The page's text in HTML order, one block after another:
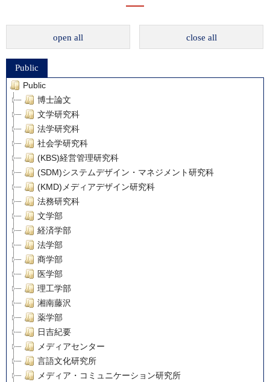
open all close all
Public
Public
博士論文
文学研究科
法学研究科
社会学研究科
(KBS)経営管理研究科
(SDM)システムデザイン・マネジメント研究科
(KMD)メディアデザイン研究科
法務研究科
文学部
経済学部
法学部
商学部
医学部
理工学部
湘南藤沢
薬学部
日吉紀要
メディアセンター
言語文化研究所
メディア・コミュニケーション研究所